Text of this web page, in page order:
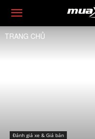
TRANG CHỦ
Đánh giá xe & Giá bán